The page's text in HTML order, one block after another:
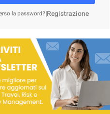
la password?|Registrazione